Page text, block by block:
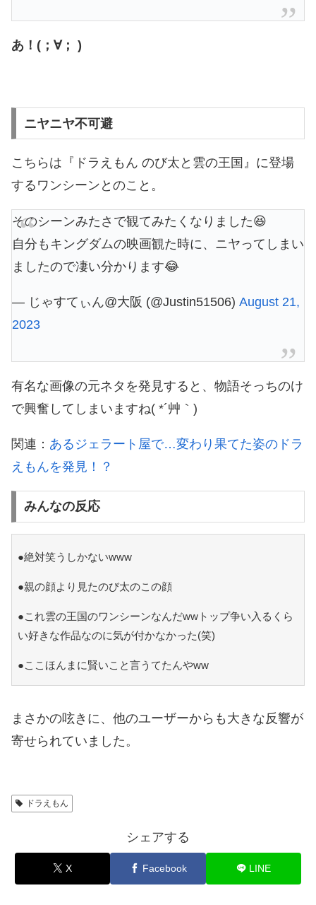
あ！(；∀； )
ニヤニヤ不可避
こちらは『ドラえもん のび太と雲の王国』に登場
するワンシーンとのこと。
そのシーンみたさで観てみたくなりました😆
自分もキングダムの映画観た時に、ニヤってしまい
ましたので凄い分かります😂
— じゃすてぃん@大阪 (@Justin51506) August 21,
2023
有名な画像の元ネタを発見すると、物語そっちのけ
で興奮してしまいますね( *´艸｀)
関連： あるジェラート屋で…変わり果てた姿のドラ
えもんを発見！？
みんなの反応
●絶対笑うしかないwww
●親の顔より見たのび太のこの顔
●これ雲の王国のワンシーンなんだwwトップ争い入るくら
い好きな作品なのに気が付かなかった(笑)
●ここほんまに賢いこと言うてたんやww
まさかの呟きに、他のユーザーからも大きな反響が
寄せられていました。
ドラえもん
シェアする
X Facebook LINE